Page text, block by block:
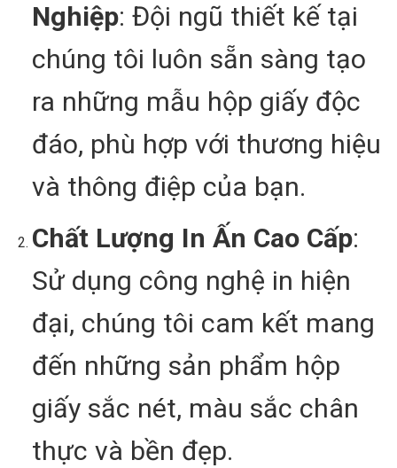
Nghiệp: Đội ngũ thiết kế tại
chúng tôi luôn sẵn sàng tạo
ra những mẫu hộp giấy độc
đáo, phù hợp với thương hiệu
và thông điệp của bạn.
Chất Lượng In Ấn Cao Cấp:
Sử dụng công nghệ in hiện
đại, chúng tôi cam kết mang
đến những sản phẩm hộp
giấy sắc nét, màu sắc chân
thực và bền đẹp.